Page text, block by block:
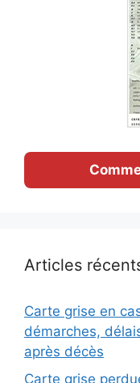
Articles
Carte grise en
démarches,
après décès
Carte grise